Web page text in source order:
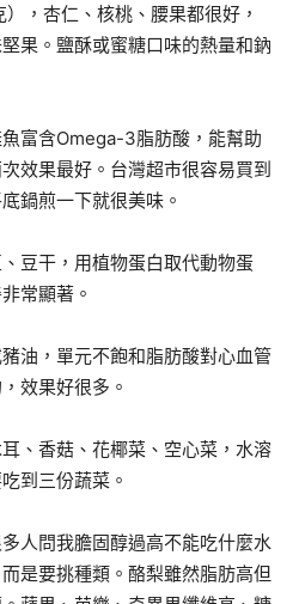
，杏仁、核桃、腰果都很好，
果。鹽酥或蜜糖口味的熱量和鈉
富含Omega-3脂肪酸，能幫助
效果最好。台灣超市很容易買到
鍋煎一下就很美味。
豆干，用植物蛋白取代動物蛋
常顯著。
油，單元不飽和脂肪酸對心血管
效果好很多。
、香菇、花椰菜、空心菜，水溶
到三份蔬菜。
人問我膽固醇過高不能吃什麼水
是要挑種類。酪梨雖然脂肪高但